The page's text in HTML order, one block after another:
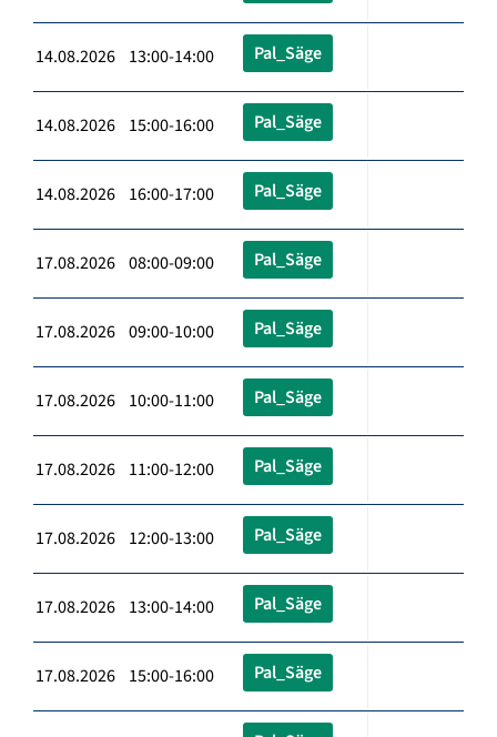
14.08.2026 13:00-14:00 Pal_Säge
14.08.2026 15:00-16:00 Pal_Säge
14.08.2026 16:00-17:00 Pal_Säge
17.08.2026 08:00-09:00 Pal_Säge
17.08.2026 09:00-10:00 Pal_Säge
17.08.2026 10:00-11:00 Pal_Säge
17.08.2026 11:00-12:00 Pal_Säge
17.08.2026 12:00-13:00 Pal_Säge
17.08.2026 13:00-14:00 Pal_Säge
17.08.2026 15:00-16:00 Pal_Säge